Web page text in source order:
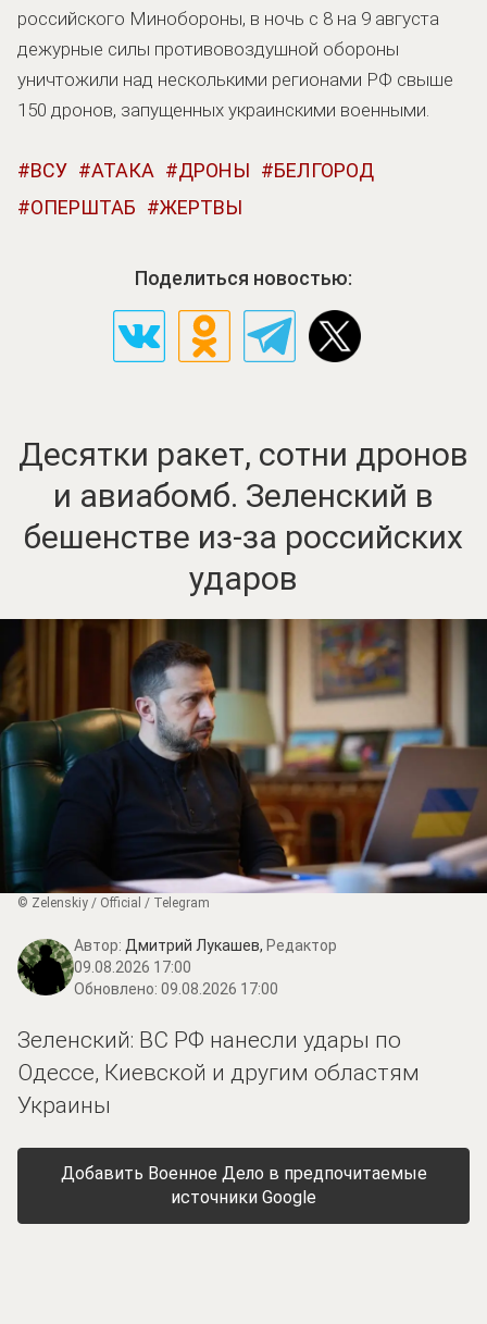
российского Минобороны, в ночь с 8 на 9 августа
дежурные силы противовоздушной обороны
уничтожили над несколькими регионами РФ свыше
150 дронов, запущенных украинскими военными.
ВСУ АТАКА ДРОНЫ
БЕЛГОРОД
ОПЕРШТАБ
ЖЕРТВЫ
Поделиться новостью:
Десятки ракет, сотни дронов
и авиабомб. Зеленский в
бешенстве из-за российских
ударов
© Zеlеnskiу / Оfficiаl / Telegram
Автор: Дмитрий Лукашев, Редактор
09.08.2026 17:00
Обновлено: 09.08.2026 17:00
Зеленский: ВС РФ нанесли удары по
Одессе, Киевской и другим областям
Украины
Добавить Военное Дело в предпочитаемые
источники Google